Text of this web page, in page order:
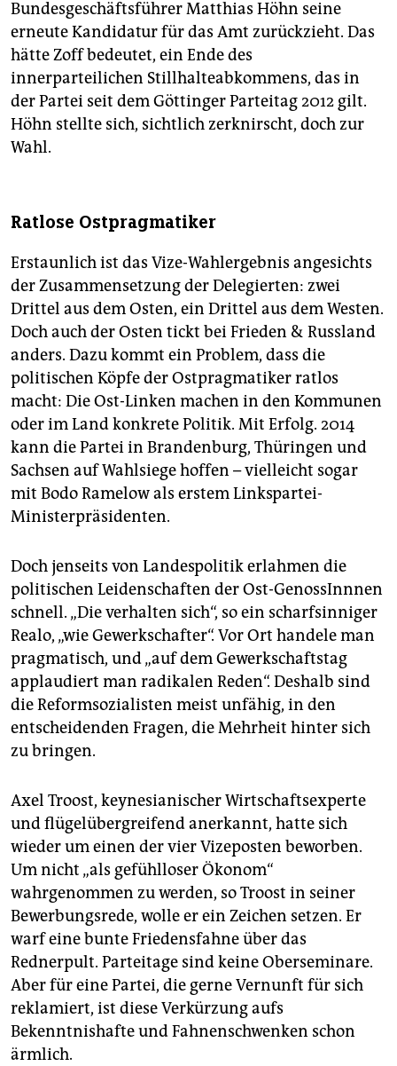
Bundesgeschäftsführer Matthias Höhn seine
erneute Kandidatur für das Amt zurückzieht. Das
hätte Zoff bedeutet, ein Ende des
innerparteilichen Stillhalteabkommens, das in
der Partei seit dem Göttinger Parteitag 2012 gilt.
Höhn stellte sich, sichtlich zerknirscht, doch zur
Wahl.
Ratlose Ostpragmatiker
Erstaunlich ist das Vize-Wahlergebnis angesichts
der Zusammensetzung der Delegierten: zwei
Drittel aus dem Osten, ein Drittel aus dem Westen.
Doch auch der Osten tickt bei Frieden & Russland
anders. Dazu kommt ein Problem, dass die
politischen Köpfe der Ostpragmatiker ratlos
macht: Die Ost-Linken machen in den Kommunen
oder im Land konkrete Politik. Mit Erfolg. 2014
kann die Partei in Brandenburg, Thüringen und
Sachsen auf Wahlsiege hoffen – vielleicht sogar
mit Bodo Ramelow als erstem Linkspartei-
Ministerpräsidenten.
Doch jenseits von Landespolitik erlahmen die
politischen Leidenschaften der Ost-GenossInnnen
schnell. „Die verhalten sich“, so ein scharfsinniger
Realo, „wie Gewerkschafter“. Vor Ort handele man
pragmatisch, und „auf dem Gewerkschaftstag
applaudiert man radikalen Reden“. Deshalb sind
die Reformsozialisten meist unfähig, in den
entscheidenden Fragen, die Mehrheit hinter sich
zu bringen.
Axel Troost, keynesianischer Wirtschaftsexperte
und flügelübergreifend anerkannt, hatte sich
wieder um einen der vier Vizeposten beworben.
Um nicht „als gefühlloser Ökonom“
wahrgenommen zu werden, so Troost in seiner
Bewerbungsrede, wolle er ein Zeichen setzen. Er
warf eine bunte Friedensfahne über das
Rednerpult. Parteitage sind keine Oberseminare.
Aber für eine Partei, die gerne Vernunft für sich
reklamiert, ist diese Verkürzung aufs
Bekenntnishafte und Fahnenschwenken schon
ärmlich.